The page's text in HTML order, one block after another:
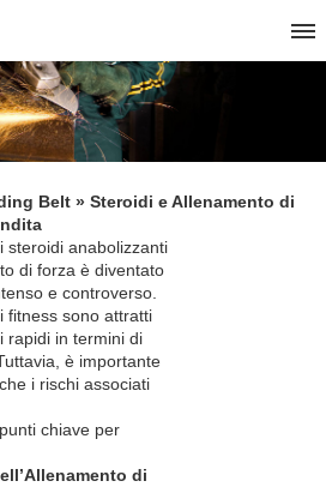
Belt » Steroidi e Allenamento di
steroidi anabolizzanti
di forza è diventato
e controverso.
fitness sono attratti
rapidi in termini di
è importante
i rischi associati
chiave per
di